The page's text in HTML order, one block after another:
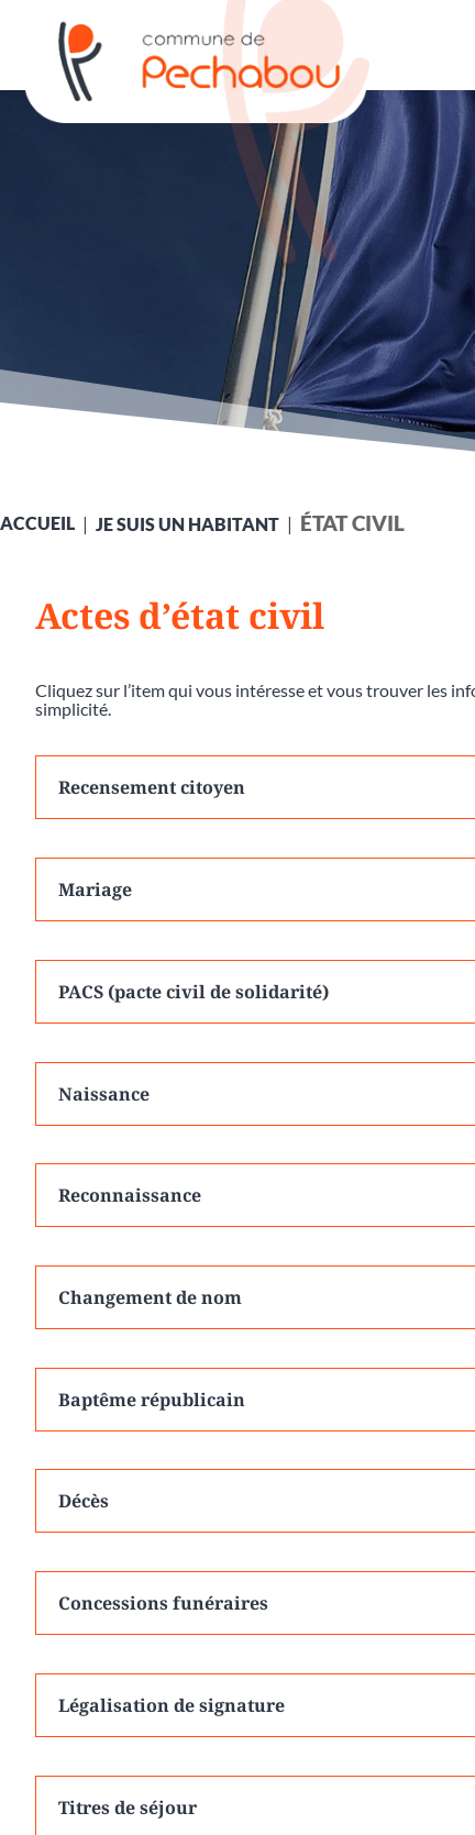
ACCUEIL JE SUIS UN HABITANT ÉTAT CIVIL
Actes d’état civil
Cliquez sur l’item qui vous intéresse et vous trouver les
simplicité.
Recensement citoyen
Mariage
PACS (pacte civil de solidarité)
Naissance
Reconnaissance
Changement de nom
Baptême républicain
Décès
Concessions funéraires
Légalisation de signature
Titres de séjour